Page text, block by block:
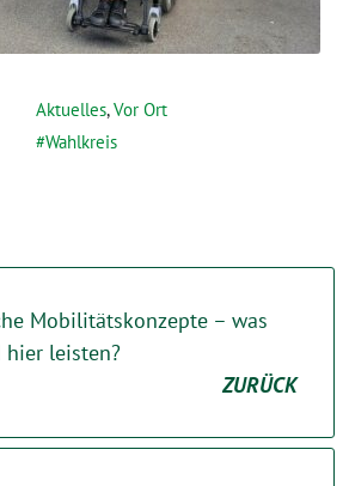
Aktuelles,Vor Ort
Wahlkreis
Mobilitätskonzepte – was
hier leisten?
ZURÜCK